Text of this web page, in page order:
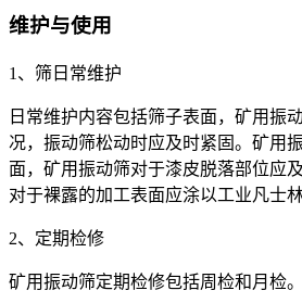
维护与使用
1、筛日常维护
日常维护内容包括筛子表面，矿用振
况，振动筛松动时应及时紧固。矿用
面，矿用振动筛对于漆皮脱落部位应
对于裸露的加工表面应涂以工业凡士
2、定期检修
矿用振动筛定期检修包括周检和月检。